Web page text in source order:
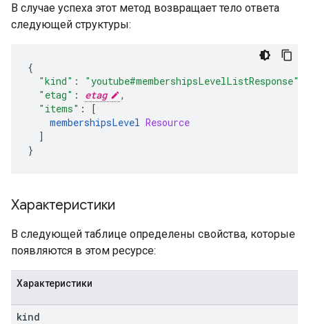
В случае успеха этот метод возвращает тело ответа
следующей структуры:
{
"kind" : "youtube#membershipsLevelListResponse"
"etag" : etag
,
"items" :
[
membershipsLevel Resource
]
}
Характеристики
В следующей таблице определены свойства, которые
появляются в этом ресурсе:
Характеристики
kind